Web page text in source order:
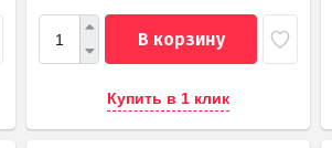
В корзину
Купить в 1 клик